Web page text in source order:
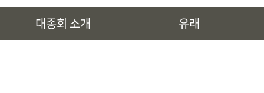
대종회 소개 유래
유래
시조 및 보관유리, 선대묘역을